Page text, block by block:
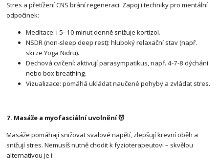
Stres a přetížení CNS brání regeneraci. Zapoj i techniky pro mentální
odpočinek:
Meditace: i 5–10 minut denně snižuje kortizol.
NSDR (non-sleep deep rest): hluboký relaxační stav (např.
skrze Yoga Nidru).
Dechová cvičení: aktivují parasympatikus, např. 4-7-8 dýchání
nebo box breathing.
Vizualizace: pomáhá ukládat naučené pohyby a zvládat stres.
7. Masáže a myofasciální uvolnění 💆
Masáže pomáhají snižovat svalové napětí, zlepšují krevní oběh a
snižují stres. Nemusíš nutně chodit k fyzioterapeutovi – skvělou
alternativou je i: